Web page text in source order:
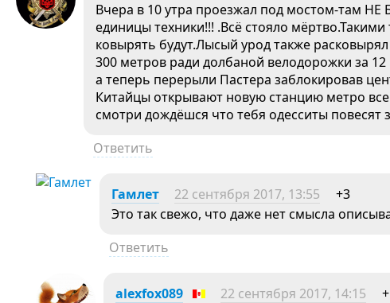
Вчера в 10 утра проезжал под мостом-там
единицы техники!!! .Всё стояло
ковырять будут.Лысый урод также
300 метров ради долбаной велодорожки за
а теперь перерыли Пастера заблокировав
Китайцы открывают новую станцию метро
смотри дождёшся что тебя одесситы
Ответить
Гамлет 22 сентября 2017, 13:55
+3
Это так свежо, что даже нет смысла
Ответить
alexfox089 22 сентября 2017, 14:15